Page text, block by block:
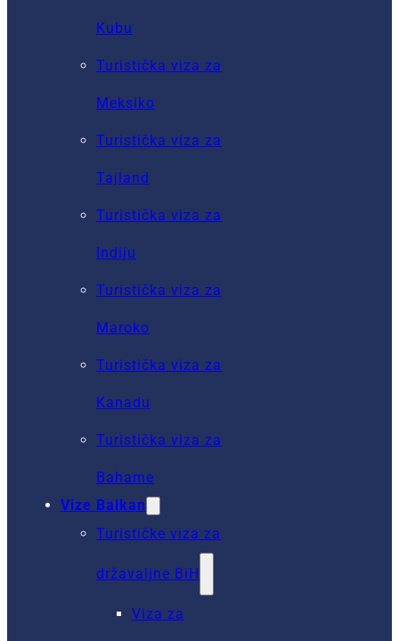
Kubu
Turistička viza za
Meksiko
Turistička viza za
Tajland
Turistička viza za
Indiju
Turistička viza za
Maroko
Turistička viza za
Kanadu
Turistička viza za
Bahame
Vize Balkan
Turističke viza za
državaljne BiH
Viza za